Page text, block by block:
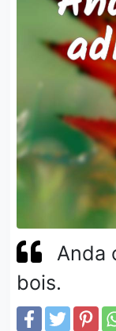
Anda
bois.